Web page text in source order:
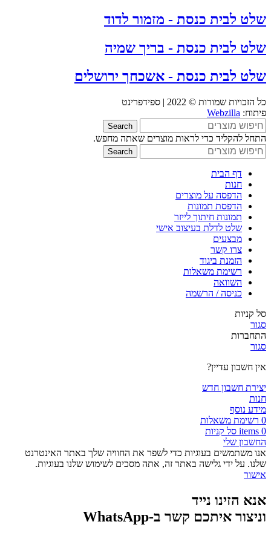
שלט לבית כנסת - מזמור לדוד
שלט לבית כנסת - בריך שמיה
שלט לבית כנסת - אשכחך ירושלים
כל הזכויות שמורות © 2022 | ספידפרינט
פיתוח: Webzilla
Search
התחל להקליד כדי לראות מוצרים שאתה מחפש.
Search
דף הבית
חנות
הדפסה על מוצרים
הדפסת תמונות
תמונות חיתוך לייזר
שלט לדלת בעיצוב אישי
מבצעים
צרו קשר
הזמנת ביגוד
רשימת משאלות
השוואה
כניסה / הרשמה
סל קניות
סגור
התחברות
סגור
אין חשבון עדיין?
יצירת חשבון חדש
חנות
מידע נוסף
0 רשימת משאלות
0
items סל קניות
החשבון שלי
אנו משתמשים בעוגיות כדי לשפר את החוויה שלך באתר האינטרנט
שלנו. על ידי גלישה באתר זה, אתה מסכים לשימוש שלנו בעוגיות.
אישור
אנא הזינו נייד
וניצור איתכם קשר ב-WhatsApp